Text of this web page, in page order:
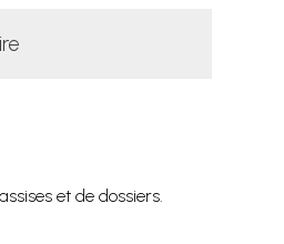
et de dossiers.